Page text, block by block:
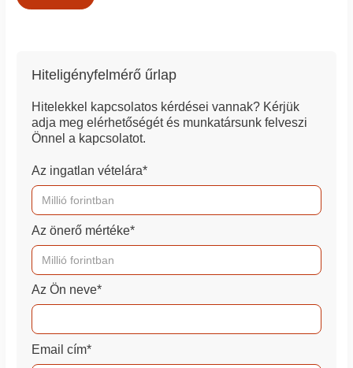
Hiteligényfelmérő űrlap
Hitelekkel kapcsolatos kérdései vannak? Kérjük
adja meg elérhetőségét és munkatársunk felveszi
Önnel a kapcsolatot.
Az ingatlan vételára*
Az önerő mértéke*
Az Ön neve*
Email cím*